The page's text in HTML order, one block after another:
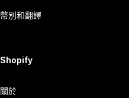
幣別和翻譯
Shopify
關於